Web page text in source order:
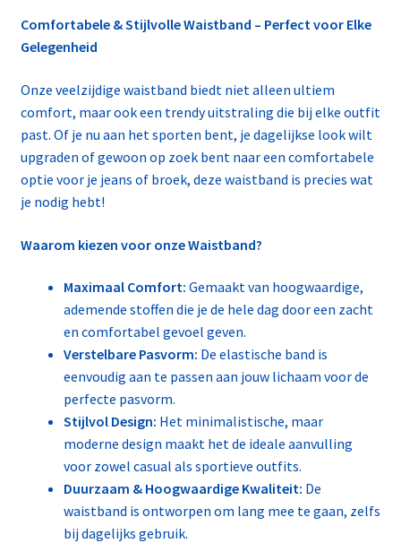
Comfortabele & Stijlvolle Waistband – Perfect voor Elke
Gelegenheid
Onze veelzijdige waistband biedt niet alleen ultiem
comfort, maar ook een trendy uitstraling die bij elke outfit
past. Of je nu aan het sporten bent, je dagelijkse look wilt
upgraden of gewoon op zoek bent naar een comfortabele
optie voor je jeans of broek, deze waistband is precies wat
je nodig hebt!
Waarom kiezen voor onze Waistband?
Maximaal Comfort: Gemaakt van hoogwaardige,
ademende stoffen die je de hele dag door een zacht
en comfortabel gevoel geven.
Verstelbare Pasvorm: De elastische band is
eenvoudig aan te passen aan jouw lichaam voor de
perfecte pasvorm.
Stijlvol Design: Het minimalistische, maar
moderne design maakt het de ideale aanvulling
voor zowel casual als sportieve outfits.
Duurzaam & Hoogwaardige Kwaliteit: De
waistband is ontworpen om lang mee te gaan, zelfs
bij dagelijks gebruik.